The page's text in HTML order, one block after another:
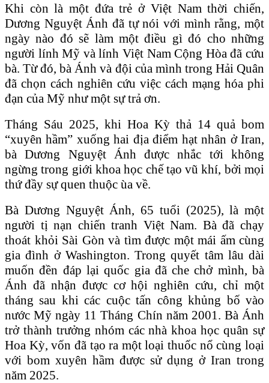
Khi còn là một đứa trẻ ở Việt Nam thời chiến,
Dương Nguyệt Ánh đã tự nói với mình rằng, một
ngày nào đó sẽ làm một điều gì đó cho những
người lính Mỹ và lính Việt Nam Cộng Hòa đã cứu
bà. Từ đó, bà Ánh và đội của mình trong Hải Quân
đã chọn cách nghiên cứu việc cách mạng hóa phi
đạn của Mỹ như một sự trả ơn.
Tháng Sáu 2025, khi Hoa Kỳ thả 14 quả bom
“xuyên hầm” xuống hai địa điểm hạt nhân ở Iran,
bà Dương Nguyệt Ánh được nhắc tới không
ngừng trong giới khoa học chế tạo vũ khí, bởi mọi
thứ đầy sự quen thuộc ùa về.
Bà Dương Nguyệt Ánh, 65 tuổi (2025), là một
người tị nạn chiến tranh Việt Nam. Bà đã chạy
thoát khỏi Sài Gòn và tìm được một mái ấm cùng
gia đình ở Washington. Trong quyết tâm lâu dài
muốn đền đáp lại quốc gia đã che chở mình, bà
Ánh đã nhận được cơ hội nghiên cứu, chỉ một
tháng sau khi các cuộc tấn công khủng bố vào
nước Mỹ ngày 11 Tháng Chín năm 2001. Bà Ánh
trở thành trưởng nhóm các nhà khoa học quân sự
Hoa Kỳ, vốn đã tạo ra một loại thuốc nổ cùng loại
với bom xuyên hầm được sử dụng ở Iran trong
năm 2025.